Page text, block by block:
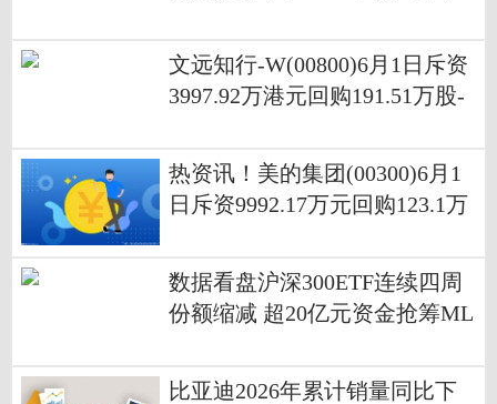
万股
文远知行-W(00800)6月1日斥资
3997.92万港元回购191.51万股-
热资讯！美的集团(00300)6月1
日斥资9992.17万元回购123.1万
数据看盘沪深300ETF连续四周
份额缩减 超20亿元资金抢筹ML
比亚迪2026年累计销量同比下